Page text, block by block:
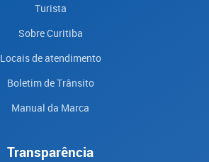
Turista
Sobre Curitiba
Locais de atendimento
Boletim de Trânsito
Manual da Marca
Transparência